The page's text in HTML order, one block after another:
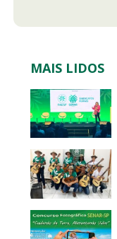
MAIS LIDOS